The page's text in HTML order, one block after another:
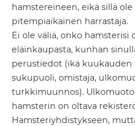
hamstereineen, eikä sillä
pitempiaikainen harrastaja.
Ei ole väliä, onko hamsterisi
eläinkaupasta, kunhan
perustiedot (ikä kuukauden
sukupuoli, omistaja,
turkkimuunnos).
hamsterin on oltava
Hamsteriyhdistykseen,